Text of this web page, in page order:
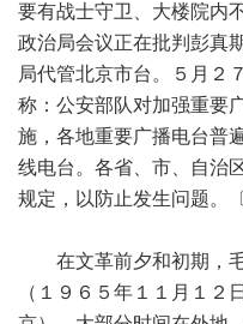
要有战士守卫、大楼院内
政治局会议正在批判彭真
局代管北京市台。５月２
称：公安部队对加强重要
施，各地重要广播电台普
线电台。各省、市、自治
规定，以防止发生问题。
在文革前夕和初期，毛
（１９６５年１１月１２